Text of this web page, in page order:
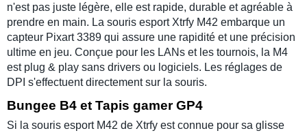
n'est pas juste légère, elle est rapide, durable et agréable à
prendre en main. La souris esport Xtrfy M42 embarque un
capteur Pixart 3389 qui assure une rapidité et une précision
ultime en jeu. Conçue pour les LANs et les tournois, la M4
est plug & play sans drivers ou logiciels. Les réglages de
DPI s'effectuent directement sur la souris.
Bungee B4 et Tapis gamer GP4
Si la souris esport M42 de Xtrfy est connue pour sa glisse